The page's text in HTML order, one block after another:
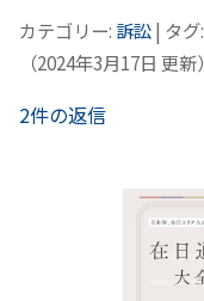
カテゴリー: 訴訟| タグ:
（2024年3月17日 更新）
2件の返信